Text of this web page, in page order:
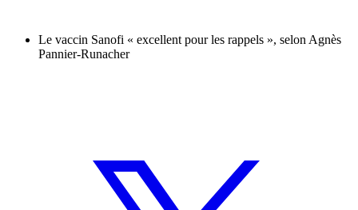
Le vaccin Sanofi « excellent pour les rappels », selon Agnès
Pannier-Runacher